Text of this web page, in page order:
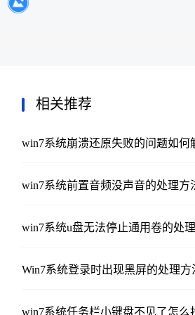
相关推荐
win7系统崩溃还原失败的问题如何
win7系统前置音频没声音的处理方
win7系统u盘无法停止通用卷的处
Win7系统登录时出现黑屏的处理方
win7系统任务栏小键盘不见了怎么